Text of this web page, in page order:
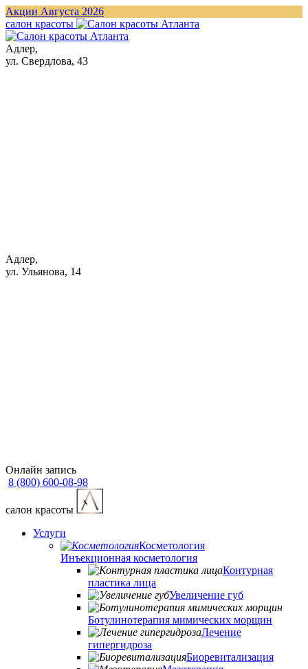
Акции Августа 2026
cалон красоты
Адлер,
ул. Свердлова, 43
Адлер,
ул. Ульянова, 14
Онлайн запись
8 (800) 600-08-98
cалон красоты
Услуги
Косметология
Инъекционная косметология
Контурная
пластика лица
Увеличение губ
Ботулинотерапия мимических морщин
Лечение
гипергидроза
Биоревитализация